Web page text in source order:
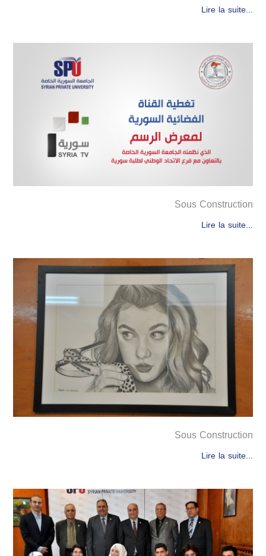
Lire la suite...
Sous Construction
Lire la suite...
Sous Construction
Lire la suite...